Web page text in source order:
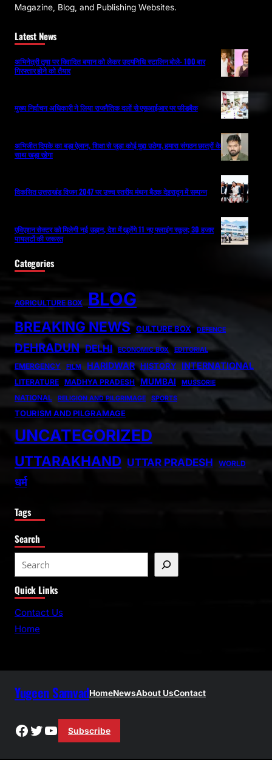
Magazine, Blog, and Publishing Websites.
Latest News
अभिनेत्री तृषा पर विवादित बयान को लेकर उदयनिधि स्टालिन बोले- 100 बार
गिरफ्तार होने को तैयार
मुख्य निर्वाचन अधिकारी ने लिया राजनैतिक दलों से एसआईआर पर फीडबैक
अभिजीत दिपके का बड़ा ऐलान, शिक्षा से जुड़ा कोई मुद्दा उठेगा, हमारा संगठन छात्रों के
साथ खड़ा रहेगा
विकसित उत्तराखंड विजन 2047 पर उच्च स्तरीय मंथन बैठक देहरादून में सम्पन्न
एविएशन सेक्टर को मिलेगी नई उड़ान, देश में खुलेंगे 11 नए फ्लाइंग स्कूल; 30 हजार
पायलटों की जरूरत
Categories
AGRICULTURE BOX BLOG
BREAKING NEWS CULTURE BOX DEFENCE
DEHRADUN DELHI ECONOMIC BOX EDITORIAL
EMERGENCY FILM HARIDWAR HISTORY INTERNATIONAL
LITERATURE MADHYA PRADESH MUMBAI MUSSORIE
NATIONAL RELIGION AND PILGRIMAGE SPORTS
TOURISM AND PILGRAMAGE
UNCATEGORIZED
UTTARAKHAND UTTAR PRADESH WORLD
धर्म
Tags
Search
e
a
r
Quick Links
Contact Us
Home
Yugeen SamvadHomeNewsAbout UsContact
Facebook
Twitter
YouTube
Subscribe